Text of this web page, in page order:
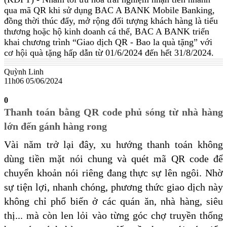
qua mã QR khi sử dụng BAC A BANK Mobile Banking,
đồng thời thúc đẩy, mở rộng đối tượng khách hàng là tiểu
thương hoặc hộ kinh doanh cá thể, BAC A BANK triển
khai chương trình “Giao dịch QR - Bao la quà tặng” với
cơ hội quà tặng hấp dẫn từ 01/6/2024 đến hết 31/8/2024.
Quỳnh Linh
11h06 05/06/2024
0
Thanh toán bằng QR code phủ sóng từ nhà hàng
lớn đến gánh hàng rong
Vài năm trở lại đây, xu hướng thanh toán không
dùng tiền mặt nói chung và quét mã QR code để
chuyển khoản nói riêng đang thực sự lên ngôi. Nhờ
sự tiện lợi, nhanh chóng, phương thức giao dịch này
không chỉ phổ biến ở các quán ăn, nhà hàng, siêu
thị... mà còn len lỏi vào từng góc chợ truyền thống